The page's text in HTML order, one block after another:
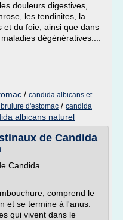
douleurs digestives,
les tendinites, la
et du foie, ainsi que dans
dégénératives....
/ candida albicans et
d'estomac / candida
albicans naturel
de Candida
Candida
comprend le
et se termine à l'anus.
qui vivent dans le